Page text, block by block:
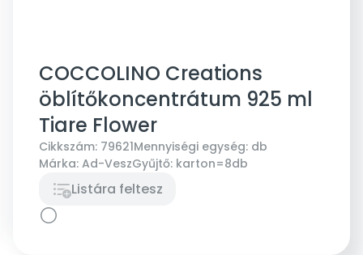
COCCOLINO Creations
öblítőkoncentrátum 925 ml
Tiare Flower
Cikkszám: 79621Mennyiségi egység: db
Márka: Ad-VeszGyűjtő: karton=8db
Listára feltesz